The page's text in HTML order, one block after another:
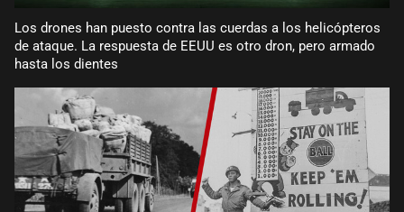
Los drones han puesto contra las cuerdas a los helicópteros
de ataque. La respuesta de EEUU es otro dron, pero armado
hasta los dientes